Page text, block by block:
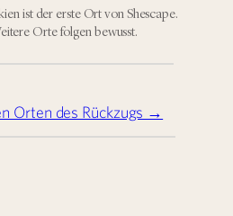
ist der erste Ort von Shescape.
Orte folgen bewusst.
Orten des Rückzugs →